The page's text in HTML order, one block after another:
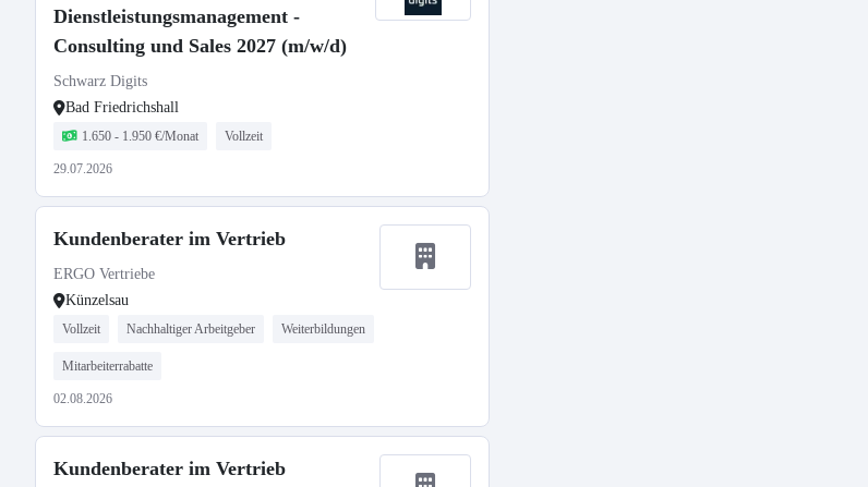
Dienstleistungsmanagement -
Consulting und Sales 2027 (m/w/d)
Schwarz Digits
Bad Friedrichshall
1.650 - 1.950 €/Monat Vollzeit
29.07.2026
Kundenberater im Vertrieb
ERGO Vertriebe
Künzelsau
Vollzeit Nachhaltiger Arbeitgeber Weiterbildungen
Mitarbeiterrabatte
02.08.2026
Kundenberater im Vertrieb